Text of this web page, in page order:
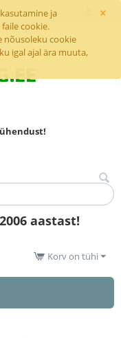
×
ja
cookie.
nõusoleku cookie
igal ajal ära muuta,
aastast!
Korv on tühi